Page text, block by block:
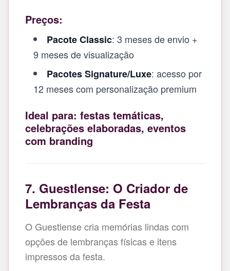
Preços:
Pacote Classic: 3 meses de envio +
9 meses de visualização
Pacotes Signature/Luxe: acesso por
12 meses com personalização premium
Ideal para: festas temáticas,
celebrações elaboradas, eventos
com branding
7. Guestlense: O Criador de
Lembranças da Festa
O Guestlense cria memórias lindas com
opções de lembranças físicas e itens
impressos da festa.